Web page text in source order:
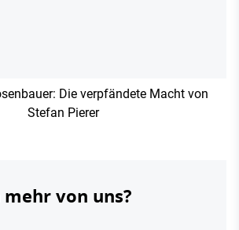
Die verpfändete Macht von
Stefan Pierer
von uns?